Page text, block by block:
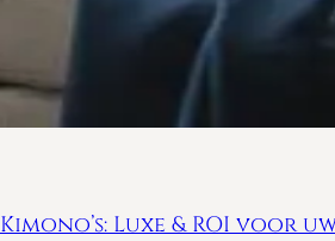
Luxe & ROI voor